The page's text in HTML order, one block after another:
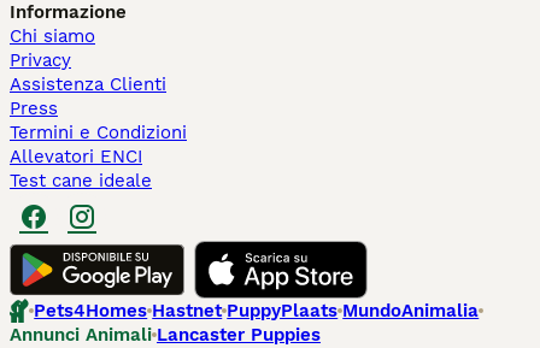
Informazione
Chi siamo
Privacy
Assistenza Clienti
Press
Termini e Condizioni
Allevatori ENCI
Test cane ideale
Pets4Homes Hastnet PuppyPlaats MundoAnimalia
Annunci Animali Lancaster Puppies